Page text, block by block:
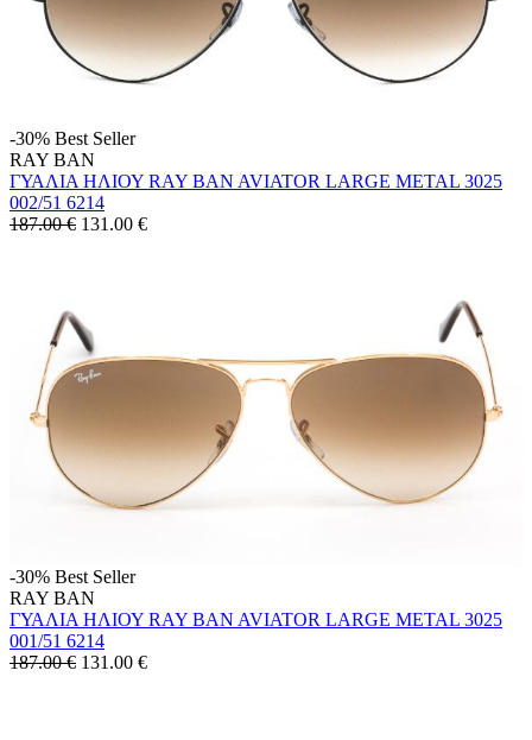
-30% Best Seller
RAY BAN
ΓΥΑΛΙΑ ΗΛΙΟΥ RAY BAN AVIATOR LARGE METAL 3025
002/51 6214
187.00 € 131.00 €
-30% Best Seller
RAY BAN
ΓΥΑΛΙΑ ΗΛΙΟΥ RAY BAN AVIATOR LARGE METAL 3025
001/51 6214
187.00 € 131.00 €